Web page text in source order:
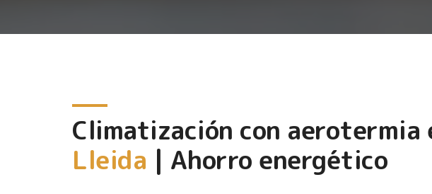
Climatización con aerotermia
Lleida | Ahorro energético